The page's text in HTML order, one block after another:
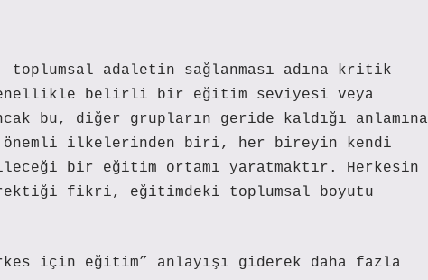
adaletin sağlanması adına kritik
belirli bir eğitim seviyesi veya
bu, diğer grupların geride kaldığı anlamına
önemli ilkelerinden biri, her bireyin kendi
bir eğitim ortamı yaratmaktır. Herkesin
fikri, eğitimdeki toplumsal boyutu
için eğitim” anlayışı giderek daha fazla